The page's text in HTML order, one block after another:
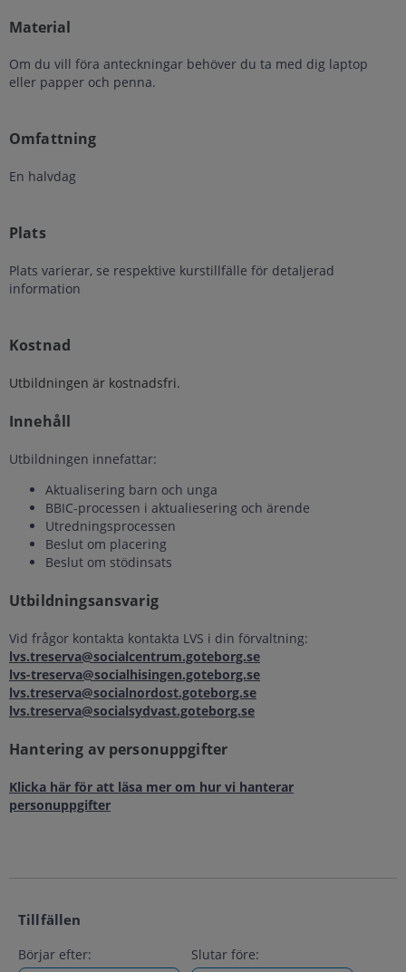
Material
Om du vill föra anteckningar behöver du ta med dig laptop
eller papper och penna.
Omfattning
En halvdag
Plats
Plats varierar, se respektive kurstillfälle för detaljerad
information
Kostnad
Utbildningen är kostnadsfri.
Innehåll
Utbildningen innefattar:
Aktualisering barn och unga
BBIC-processen i aktualiesering och ärende
Utredningsprocessen
Beslut om placering
Beslut om stödinsats
Utbildningsansvarig
Vid frågor kontakta kontakta LVS i din förvaltning:
lvs.treserva@socialcentrum.goteborg.se
lvs-treserva@socialhisingen.goteborg.se
lvs.treserva@socialnordost.goteborg.se
lvs.treserva@socialsydvast.goteborg.se
Hantering av personuppgifter
Klicka här för att läsa mer om hur vi hanterar
personuppgifter
Tillfällen
Börjar efter: Slutar före: